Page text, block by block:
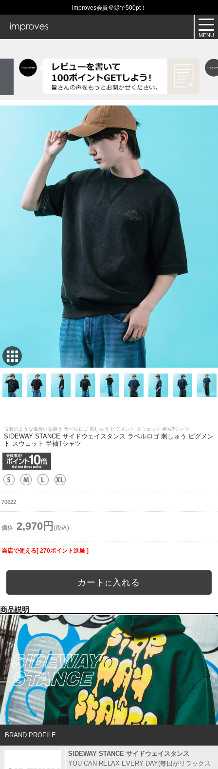
improves会員登録で500pt！
古着のような風合いを纏う ラベルロゴ 刺しゅう ピグメント スウェット 半袖Tシャツ
SIDEWAY STANCE サイドウェイスタンス ラベルロゴ 刺しゅう ピグメン
ト スウェット 半袖Tシャツ
70622
価格 2,970円 (税込)
当店で使える[ 270ポイント進呈 ]
カート に 入れる
商品説明
BRAND PROFILE
SIDEWAY STANCE サイドウェイスタンス
YOU CAN RELAX EVERY DAY(毎日がリラックス